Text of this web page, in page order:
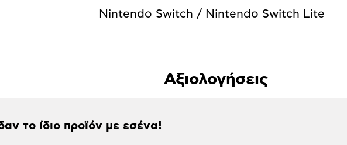
Nintendo Switch / Nintendo Switch Lite
Αξιολογήσεις
το ίδιο προϊόν με εσένα!